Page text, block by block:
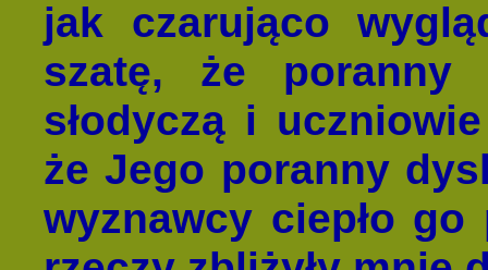
jak czarująco
szatę, że poranny
słodyczą i
że Jego poranny
wyznawcy ciepło